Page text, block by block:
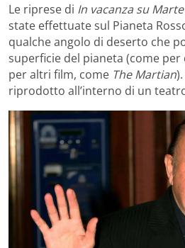
Le riprese di In vacanza su Marte
state effettuate sul Pianeta
qualche angolo di deserto che
superficie del pianeta (come per
per altri film, come The Martian
riprodotto all’interno di un